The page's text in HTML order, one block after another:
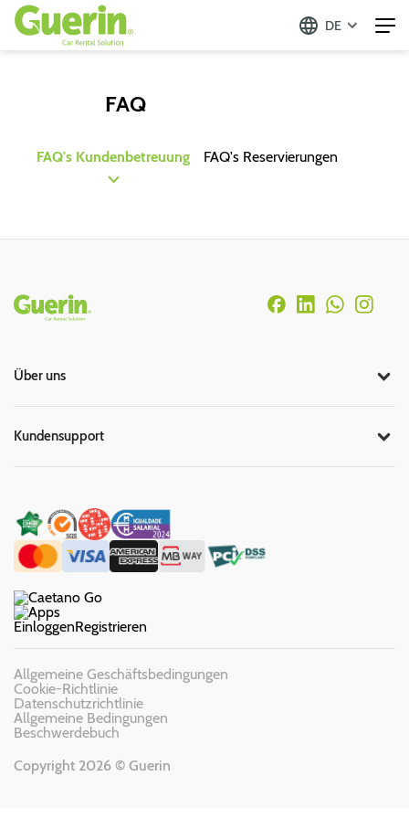
DE
FAQ
FAQ's Kundenbetreuung FAQ's Reservierungen
Rodapé
Über uns
Kundensupport
EinloggenRegistrieren
Copyright 2026 © Guerin
Allgemeine Geschäftsbedingungen
Cookie-Richtlinie
Datenschutzrichtlinie
Allgemeine Bedingungen
Beschwerdebuch